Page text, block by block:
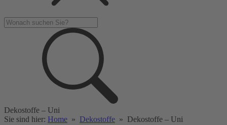
Dekostoffe – Uni
Sie sind hier: Home » Dekostoffe » Dekostoffe – Uni